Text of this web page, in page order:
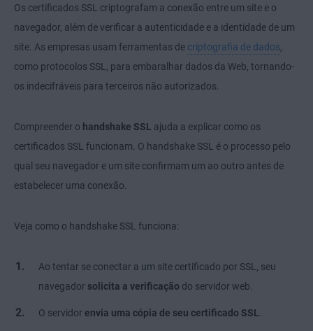
Os certificados SSL criptografam a conexão entre um site e o
navegador, além de verificar a autenticidade e a identidade de um
site. As empresas usam ferramentas de criptografia de dados,
como protocolos SSL, para embaralhar dados da Web, tornando-
os indecifráveis para terceiros não autorizados.
Compreender o handshake SSL ajuda a explicar como os
certificados SSL funcionam. O handshake SSL é o processo pelo
qual seu navegador e um site confirmam um ao outro antes de
estabelecer uma conexão.
Veja como o handshake SSL funciona:
Ao tentar se conectar a um site certificado por SSL, seu
navegador solicita a verificação do servidor web.
O servidor envia uma cópia de seu certificado SSL.